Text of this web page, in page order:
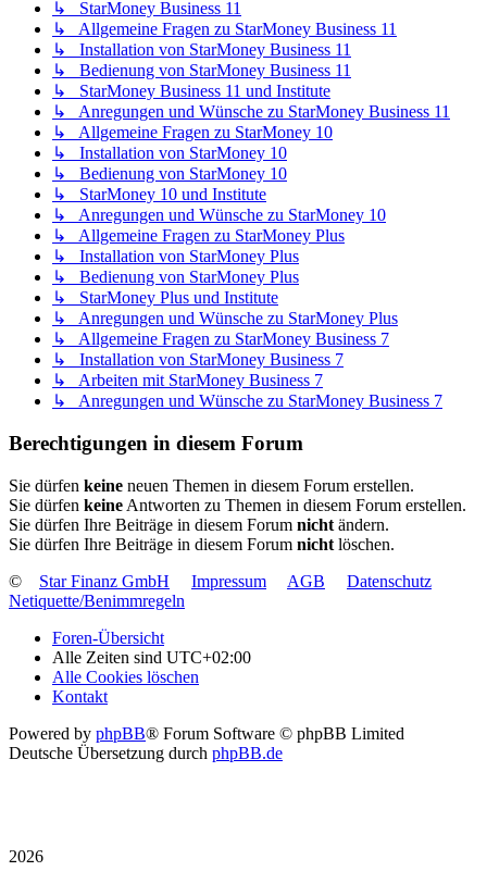
↳ StarMoney Business 11
↳ Allgemeine Fragen zu StarMoney Business 11
↳ Installation von StarMoney Business 11
↳ Bedienung von StarMoney Business 11
↳ StarMoney Business 11 und Institute
↳ Anregungen und Wünsche zu StarMoney Business 11
↳ Allgemeine Fragen zu StarMoney 10
↳ Installation von StarMoney 10
↳ Bedienung von StarMoney 10
↳ StarMoney 10 und Institute
↳ Anregungen und Wünsche zu StarMoney 10
↳ Allgemeine Fragen zu StarMoney Plus
↳ Installation von StarMoney Plus
↳ Bedienung von StarMoney Plus
↳ StarMoney Plus und Institute
↳ Anregungen und Wünsche zu StarMoney Plus
↳ Allgemeine Fragen zu StarMoney Business 7
↳ Installation von StarMoney Business 7
↳ Arbeiten mit StarMoney Business 7
↳ Anregungen und Wünsche zu StarMoney Business 7
Berechtigungen in diesem Forum
Sie dürfen keine neuen Themen in diesem Forum erstellen.
Sie dürfen keine Antworten zu Themen in diesem Forum erstellen.
Sie dürfen Ihre Beiträge in diesem Forum nicht ändern.
Sie dürfen Ihre Beiträge in diesem Forum nicht löschen.
©
Star Finanz GmbH Impressum AGB
Datenschutz
Netiquette/Benimmregeln
Foren-Übersicht
Alle Zeiten sind UTC+02:00
Alle Cookies löschen
Kontakt
Powered by phpBB® Forum Software © phpBB Limited
Deutsche Übersetzung durch phpBB.de
2026